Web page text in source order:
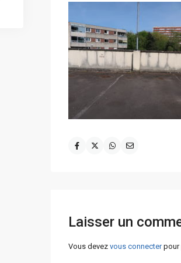
Laisser un
Vous devez vous connecterpour